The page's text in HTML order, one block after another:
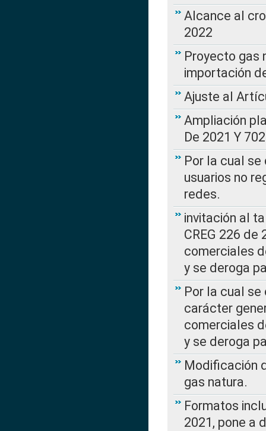
Alcance al
2022
Proyecto gas
importación
Ajuste al
Ampliación
De 2021 Y
Por la cual
usuarios no
redes.
invitación al
CREG 226
comerciales
y se deroga
Por la cual
carácter
comerciales
y se deroga
Modificación
gas natura.
Formatos
2021, pone a